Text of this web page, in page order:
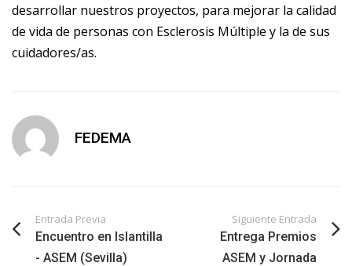
desarrollar nuestros proyectos, para mejorar la calidad
de vida de personas con Esclerosis Múltiple y la de sus
cuidadores/as.
FEDEMA
Entrada Previa
Encuentro en Islantilla
- ASEM (Sevilla)
Siguiente Entrada
Entrega Premios
ASEM y Jornada